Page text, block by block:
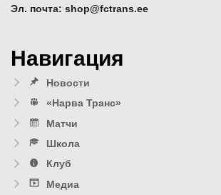
Эл. почта: shop@fctrans.ee
Навигация
Новости
«Нарва Транс»
Матчи
Школа
Клуб
Медиа